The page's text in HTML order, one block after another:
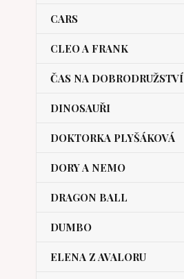
CARS
CLEO A FRANK
ČAS NA DOBRODRUŽSTVÍ
DINOSAUŘI
DOKTORKA PLYŠÁKOVÁ
DORY A NEMO
DRAGON BALL
DUMBO
ELENA Z AVALORU